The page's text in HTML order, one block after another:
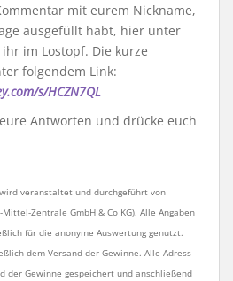
mit eurem Nickname,
ausgefüllt habt, hier unter
im Lostopf. Die kurze
folgendem Link:
s/HCZN7QL
Antworten und drücke euch
veranstaltet und durchgeführt von
Zentrale GmbH & Co KG). Alle Angaben
für die anonyme Auswertung genutzt.
dem Versand der Gewinne. Alle Adress-
der Gewinne gespeichert und anschließend